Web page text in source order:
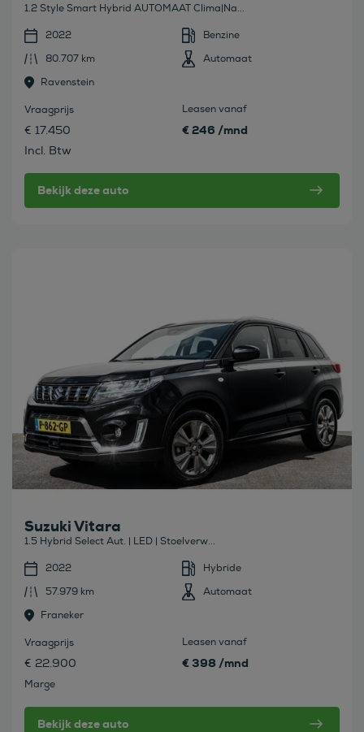
1.2 Style Smart Hybrid AUTOMAAT Clima|Na...
2022
Benzine
80.707 km
Automaat
Ravenstein
Vraagprijs
€ 17.450
Incl. Btw
Leasen vanaf
€ 246 /mnd
Bekijk deze auto
Suzuki Vitara
1.5 Hybrid Select Aut. | LED | Stoelverw...
2022
Hybride
57.979 km
Automaat
Franeker
Vraagprijs
€ 22.900
Marge
Leasen vanaf
€ 398 /mnd
Bekijk deze auto